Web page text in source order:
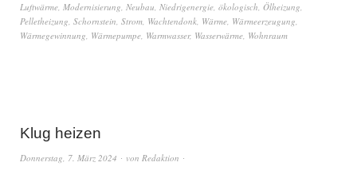
Luftwärme, Modernisierung, Neubau, Niedrigenergie, ökologisch, Ölheizung,
Pelletheizung, Schornstein, Strom, Wachtendonk, Wärme, Wärmeerzeugung,
Wärmegewinnung, Wärmepumpe, Warmwasser, Wasserwärme, Wohnraum
Klug heizen
Donnerstag, 7. März 2024 von Redaktion